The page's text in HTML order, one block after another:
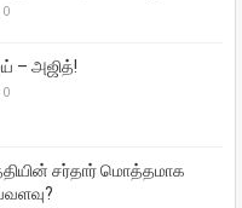
0
– அஜித்!
0
சர்தார் மொத்தமாக